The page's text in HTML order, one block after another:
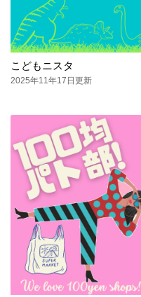
こどもニスタ
2025年11年17日更新